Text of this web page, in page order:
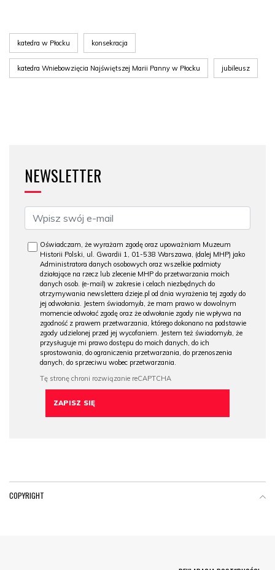
katedra w Płocku konsekracja
katedra Wniebowzięcia Najświętszej Marii Panny w Płocku jubileusz
NEWSLETTER
Oświadczam, że wyrażam zgodę oraz upoważniam Muzeum
Historii Polski, ul. Gwardii 1, 01-538 Warszawa, (dalej MHP) jako
Administratora danych osobowych oraz wszelkie podmioty
działające na rzecz lub zlecenie MHP do przetwarzania moich
danych osob. (e-mail) w zakresie i celach niezbędnych do
otrzymywania newslettera dzieje.pl od dnia wyrażenia tej zgody do
jej odwołania. Jestem świadomy/a, że mam prawo w dowolnym
momencie odwołać zgodę oraz że odwołanie zgody nie wpływa na
zgodność z prawem przetwarzania, którego dokonano na podstawie
zgody udzielonej przed jej wycofaniem. Jestem też świadomy/a, że
przysługuje mi prawo dostępu do moich danych, do ich
sprostowania, do ograniczenia przetwarzania, do przenoszenia
danych, do sprzeciwu wobec przetwarzania.
COPYRIGHT